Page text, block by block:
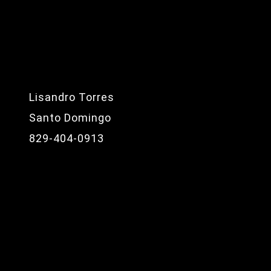
Lisandro Torres
Santo Domingo
829-404-0913